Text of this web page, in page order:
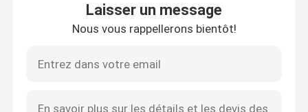
Renverser le moulin froid
Laisser un message
Nous vous rappellerons bientôt!